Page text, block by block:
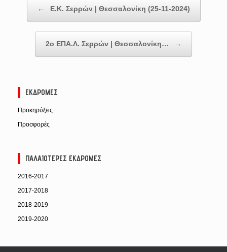
←
Ε.Κ. Σερρών | Θεσσαλονίκη (25-11-2024)
2ο ΕΠΑ.Λ. Σερρών | Θεσσαλονίκη… →
ΕΚΔΡΟΜΈΣ
Προκηρύξεις
Προσφορές
ΠΑΛΑΙΌΤΕΡΕΣ ΕΚΔΡΟΜΈΣ
2016-2017
2017-2018
2018-2019
2019-2020